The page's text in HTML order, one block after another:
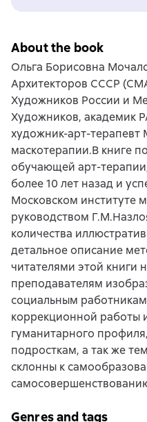
About the book
Ольга Борисовна
Архитекторов СССР
Художников России и
Художников, академик
художник-арт-терапевт
маскотерапии.В книге
обучающей арт-
более 10 лет назад и
Московском институте
руководством
количества
детальное описание
читателями этой книги
преподавателям
социальным
коррекционной работы
гуманитарного
подросткам, а так же
склонны к
Genres and tags